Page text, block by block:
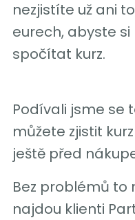
nezjistíte už ani
eurech, abyste
spočítat kurz.
Podívali jsme se
můžete zjistit
ještě před
Bez problémů to
najdou klienti